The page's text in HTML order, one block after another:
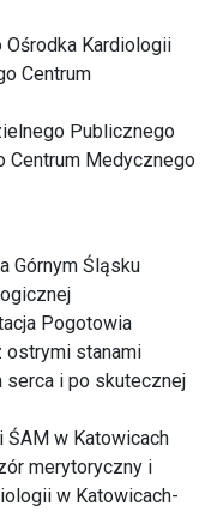
Kardiologii
Centrum
Publicznego
Centrum Medycznego
Górnym Śląsku
Pogotowia
ostrymi stanami
serca i po skutecznej
ŚAM w Katowicach
merytoryczny i
w Katowicach-